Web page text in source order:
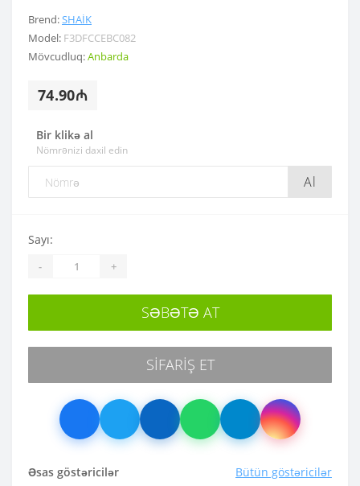
Brend:SHAIK
Model: F3DFCCEBC082
Mövcudluq:Anbarda
74.90₼
Bir klikə al
Nömrənizi daxil edin
Al
Əsas göstəricilər Bütün göstəricilər
Sayı:
- +
SƏBƏTƏ AT
SIFARIŞ ET